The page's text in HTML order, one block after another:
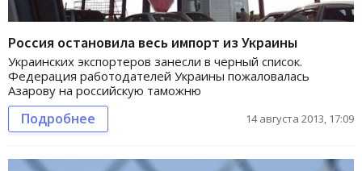
Россия остановила весь импорт из Украины
Украинских экспортеров занесли в черный список.
Федерация работодателей Украины пожаловалась
Азарову на российскую таможню
Подробнее 14 августа 2013, 17:09